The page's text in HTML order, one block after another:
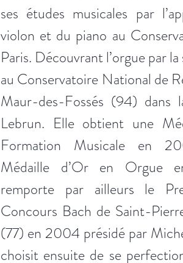
ses études musicales par
violon et du piano au
Paris. Découvrant l’orgue par
au Conservatoire National de
Maur-des-Fossés (94) dans
Lebrun. Elle obtient une
Formation Musicale en
Médaille d’Or en Orgue
remporte par ailleurs le
Concours Bach de Saint-
(77) en 2004 présidé par
choisit ensuite de se